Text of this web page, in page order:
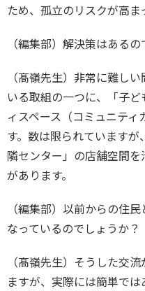
ため、孤立のリスクが高ま
（編集部）解決策はある
（髙嶺先生）非常に難し
いる取組の一つに、「子
ィスペース（コミュニテ
す。数は限られています
隣センター」の店舗空間
があります。
（編集部）以前からの住
なっているのでしょうか？
（髙嶺先生）そうした交
ますが、実際には簡単では